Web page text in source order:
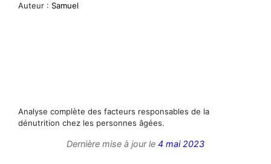
Auteur : Samuel
Analyse complète des facteurs responsables de la
dénutrition chez les personnes âgées.
Dernière mise à jour le 4 mai 2023